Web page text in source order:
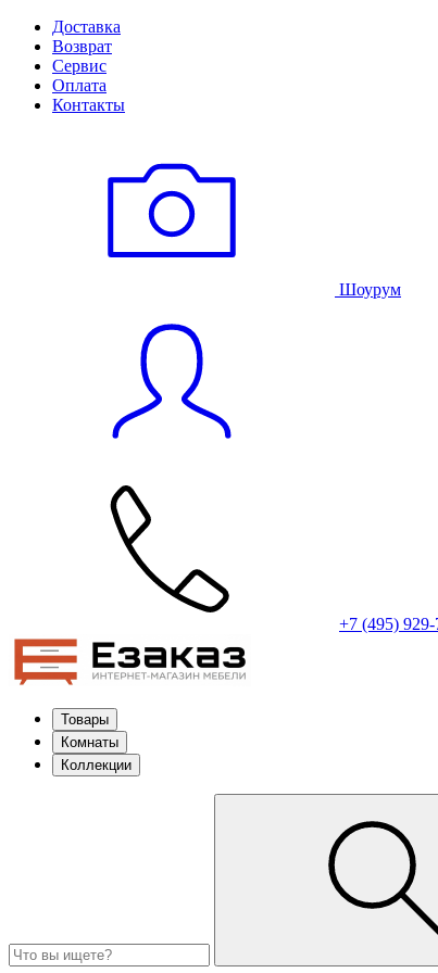
Доставка
Возврат
Сервис
Оплата
Контакты
Шоурум
+7 (495)
Товары
Комнаты
Коллекции